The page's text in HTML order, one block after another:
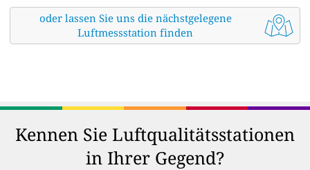
oder lassen Sie uns die nächstgelegene
Luftmessstation finden
Kennen Sie Luftqualitätsstationen
in Ihrer Gegend?